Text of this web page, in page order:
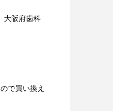
大阪府歯科
で買い換え